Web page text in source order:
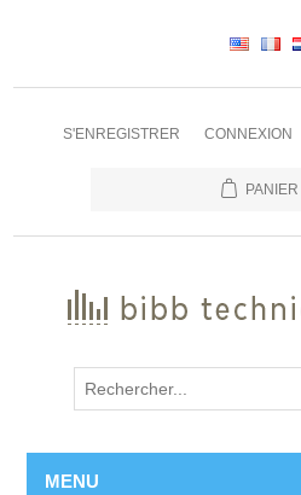
S'ENREGISTRER CONNEXION
PANIER
MENU